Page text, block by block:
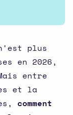
plus
en 2026,
entre
et la
comment